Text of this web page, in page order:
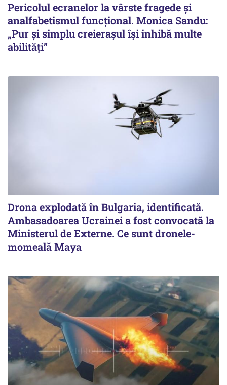
Pericolul ecranelor la vârste fragede și
analfabetismul funcțional. Monica Sandu:
„Pur și simplu creierașul își inhibă multe
abilități”
Drona explodată în Bulgaria, identificată.
Ambasadoarea Ucrainei a fost convocată la
Ministerul de Externe. Ce sunt dronele-
momeală Maya